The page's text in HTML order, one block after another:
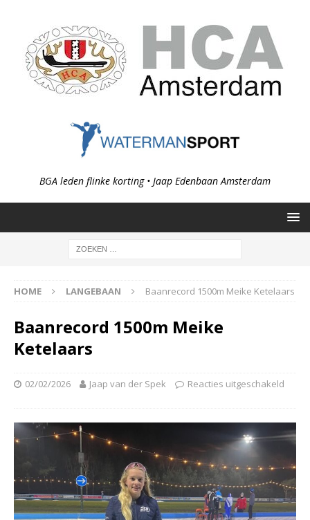
BGA leden flinke korting • Jaap Edenbaan Amsterdam
HOME LANGEBAAN Baanrecord 1500m Meike Ketelaars
Baanrecord 1500m Meike
Ketelaars
02/02/2026 Jaap van der Spek Reacties uitgeschakeld